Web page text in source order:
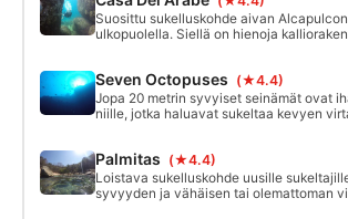
Suosittu sukelluskohde aivan
ulkopuolella. Siellä on hienoja
Seven Octopuses (★4.4)
Jopa 20 metrin syvyiset seinämät ovat
niille, jotka haluavat sukeltaa kevyen
vähän kokemusta, voivat pysyä matalissa
syvyyksissä. Ihanteellinen myös Open
kurssien 3 ja 4 sukelluksille.
Palmitas (★4.4)
Loistava sukelluskohde uusille
syvyyden ja vähäisen tai olemattoman